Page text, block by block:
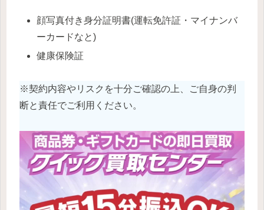
顔写真付き身分証明書(運転免許証・マイナンバ
ーカードなと)
健康保険証
※契約内容やリスクを十分ご確認の上、ご自身の判
断と責任でご利用ください。